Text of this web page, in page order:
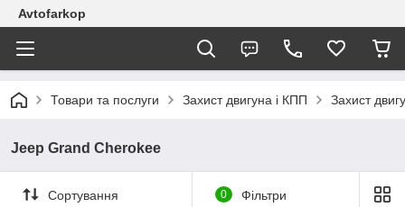
Avtofarkop
Товари та послуги Захист двигуна і КПП Захист
Jeep Grand Cherokee
Сортування 0 Фільтри